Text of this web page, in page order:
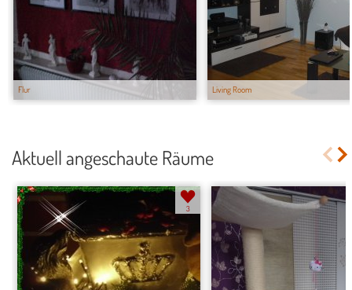
Flur Living Room
Aktuell angeschaute Räume
3